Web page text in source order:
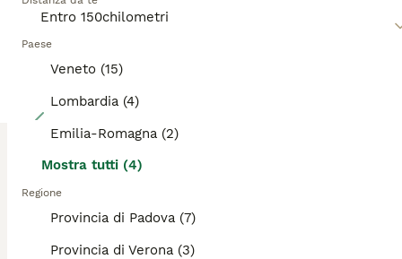
Paese
Veneto (15)
Lombardia (4)
Emilia-Romagna (2)
Mostra tutti (4)
Regione
Provincia di Padova (7)
Provincia di Verona (3)
Leggi lanostra pagina di consigli sul Scottish
informazioni su questa razza di cane.
Bellissimi cuccioli di scottish straight/fold
Scottish
6 settimane 3 3 1200 €